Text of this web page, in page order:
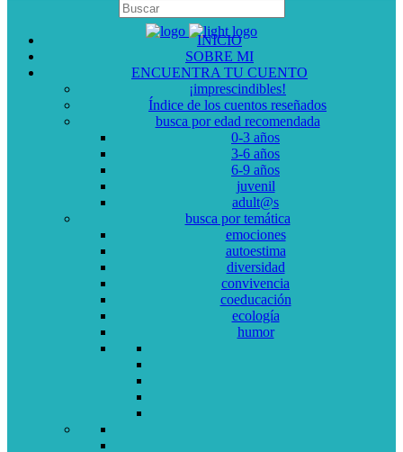
INICIO
SOBRE MI
ENCUENTRA TU CUENTO
¡imprescindibles!
Índice de los cuentos reseñados
busca por edad recomendada
0-3 años
3-6 años
6-9 años
juvenil
adult@s
busca por temática
emociones
autoestima
diversidad
convivencia
coeducación
ecología
humor